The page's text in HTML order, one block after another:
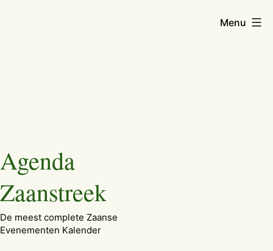
naar
de
inhoud
Agenda
Zaanstreek
De meest complete Zaanse
Evenementen Kalender
Menu